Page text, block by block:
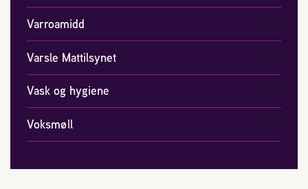
Varroamidd
Varsle Mattilsynet
Vask og hygiene
Voksmøll